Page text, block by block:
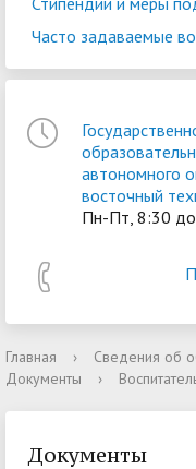
Часто задаваемые
автономного
восточный
Пн-Пт, 8:30
Главная › Сведения об
Документы
›
Документы